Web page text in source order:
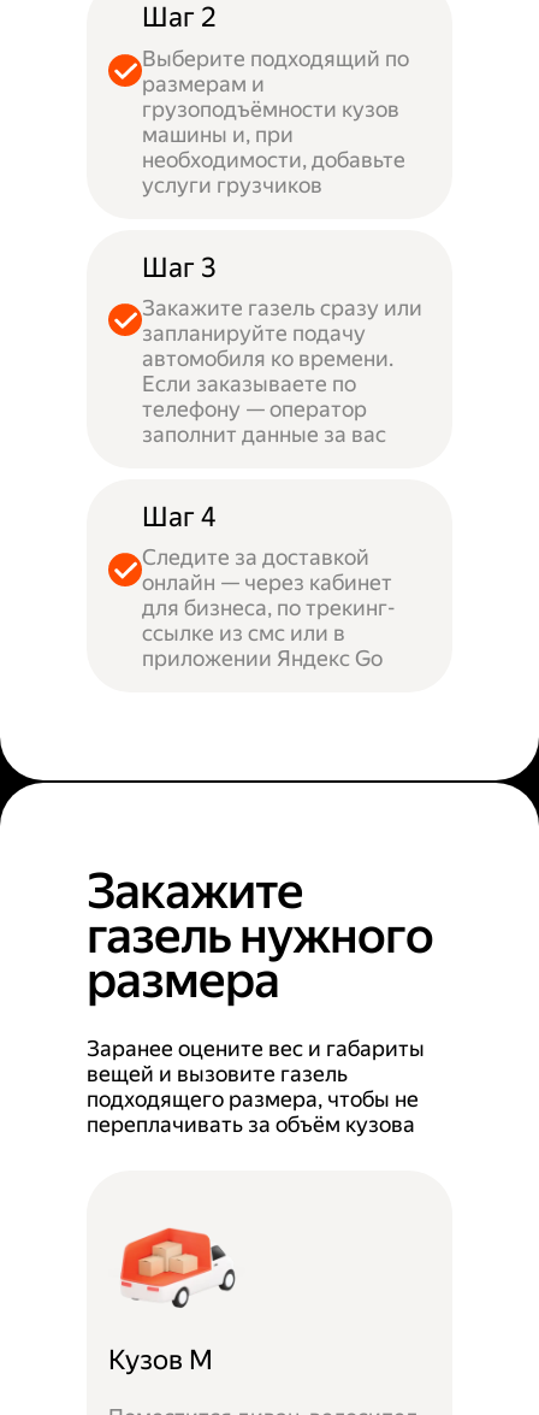
Шаг 2
Выберите подходящий по
размерам и
грузоподъёмности кузов
машины и, при
необходимости, добавьте
услуги грузчиков
Шаг 3
Закажите газель сразу или
запланируйте подачу
автомобиля ко времени.
Если заказываете по
телефону — оператор
заполнит данные за вас
Шаг 4
Следите за доставкой
онлайн — через кабинет
для бизнеса, по трекинг-
ссылке из смс или в
приложении Яндекс Go
Закажите
газель нужного
размера
Заранее оцените вес и габариты
вещей и вызовите газель
подходящего размера, чтобы не
переплачивать за объём кузова
Кузов M